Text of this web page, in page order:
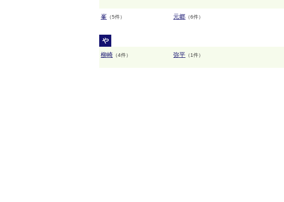
峯 （5件） 元郷 （6件）
や
柳崎 （4件） 弥平 （1件）